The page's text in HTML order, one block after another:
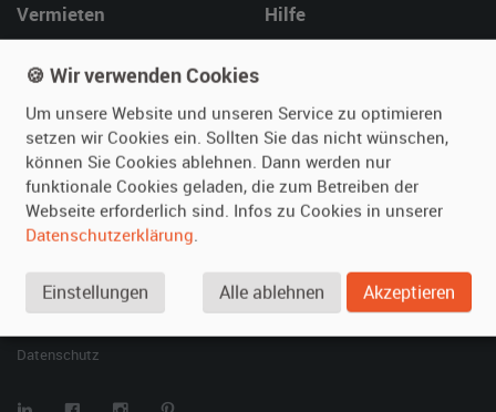
Vermieten
Fotos senden
Fragen für Vermieter
Inserat verwalten
Hilfe
Kontakt
SPECIAL
Berühmte Filmautos –
Datenschutz
🍪 Wir verwenden Cookies
Um unsere Website und unseren Service zu optimieren
setzen wir Cookies ein. Sollten Sie das nicht wünschen,
können Sie Cookies ablehnen. Dann werden nur
funktionale Cookies geladen, die zum Betreiben der
Webseite erforderlich sind. Infos zu Cookies in unserer
Datenschutzerklärung.
Einstellungen Alle ablehnen Akzeptieren